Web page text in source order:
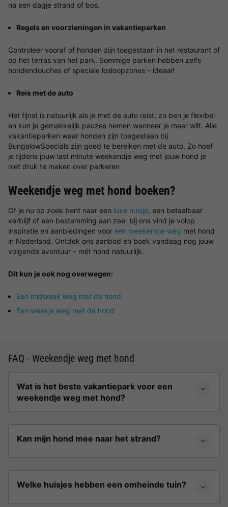
na een dagje strand of bos.
Regels en voorzieningen in vakantieparken
Controleer vooraf of honden zijn toegestaan in het restaurant of
op het terras van het park. Sommige parken hebben zelfs
hondendouches of speciale losloopzones – ideaal!
Reis met de auto
Het fijnst is natuurlijk als je met de auto reist, zo ben je flexibel
en kun je gemakkelijk pauzes nemen wanneer je maar wilt. Alle
vakantieparken waar honden zijn toegestaan bij
BungalowSpecials zijn goed te bereiken met de auto. Zo hoef
je tijdens jouw last minute weekendje weg met jouw hond je
niet druk te maken over parkeren
Weekendje weg met hond boeken?
Of je nu op zoek bent naar een luxe huisje, een betaalbaar
verblijf of een bestemming aan zee: bij ons vind je volop
inspiratie en aanbiedingen voor een weekendje weg met hond
in Nederland. Ontdek ons aanbod en boek vandaag nog jouw
volgende avontuur – mét hond natuurlijk.
Dit kun je ook nog overwegen:
Een midweek weg met de hond
Een weekje weg met de hond
FAQ - Weekendje weg met hond
Wat is het beste vakantiepark voor een
weekendje weg met hond?
Kan mijn hond mee naar het strand?
Welke huisjes hebben een omheinde tuin?